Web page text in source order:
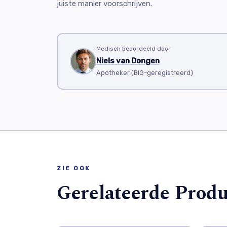
juiste manier voorschrijven.
Medisch beoordeeld door
Niels van Dongen
Apotheker (BIG-geregistreerd)
ZIE OOK
Gerelateerde